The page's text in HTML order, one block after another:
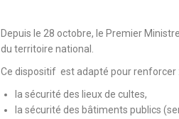
Depuis le 28 octobre, le Premier
du territoire national.
Ce dispositif est adapté pour renforcer :
la sécurité des lieux de cultes,
la sécurité des bâtiments publics